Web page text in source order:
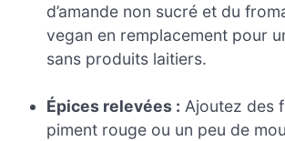
d’amande non sucré et du
vegan en remplacement pour
sans produits laitiers.
Épices relevées : Ajoutez des
piment rouge ou un peu de